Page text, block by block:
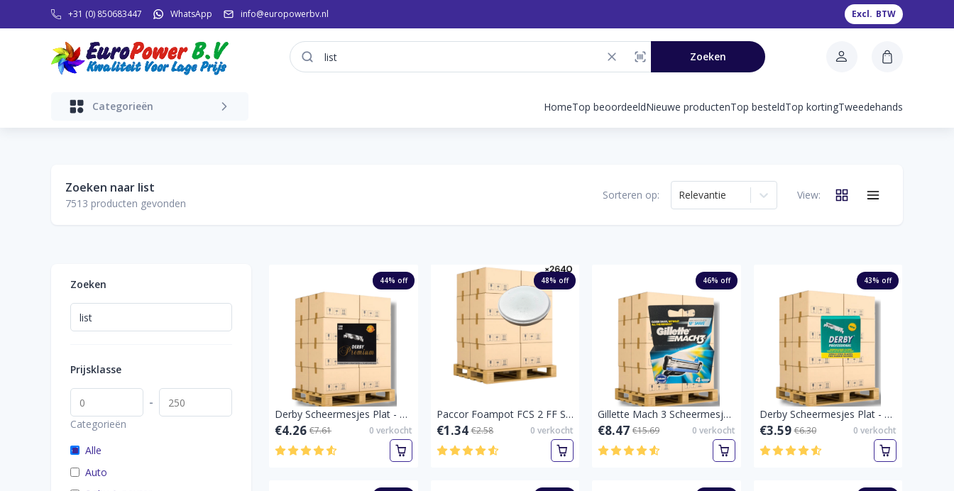
+31 (0) 850683447 WhatsApp info@europowerbv.nl Excl. BTW
Zoeken
Categorieën HomeTop beoordeeldNieuwe productenTop besteldTop kortingTweedehands
Zoeken naar list
7513 producten gevonden
Sorteren op: Relevantie View:
Zoeken
Prijsklasse
-
Categorieën
Alle
Auto
44% off
Derby Scheermesjes Plat - Premium (100 mesjes)-Half-Pallet vol
€4.26 €7.61 0 verkocht
48% off
Paccor Foampot FCS 2 FF Soepkom Deksel 11,8 cm Wit – 50 Stuks-Pallet vol
€1.34 €2.58 0 verkocht
46% off
Gillette Mach 3 Scheermesjes 4 stuks-Pallet vol
€8.47 €15.69 0 verkocht
43% off
Derby Scheermesjes Plat - Profesyonel (100 mesjes)-Pallet vol
€3.59 €6.30 0 verkocht